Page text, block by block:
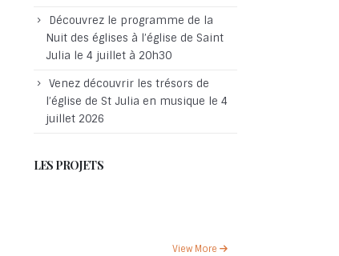
Découvrez le programme de la
Nuit des églises à l’église de Saint
Julia le 4 juillet à 20h30
Venez découvrir les trésors de
l’église de St Julia en musique le 4
juillet 2026
LES PROJETS
View More